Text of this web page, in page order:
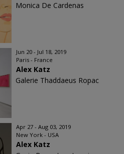
Monica De Cardenas
Jun 20 - Jul 18, 2019
Paris - France
Alex Katz
Galerie Thaddaeus Ropac
Apr 27 - Aug 03, 2019
New York - USA
Alex Katz